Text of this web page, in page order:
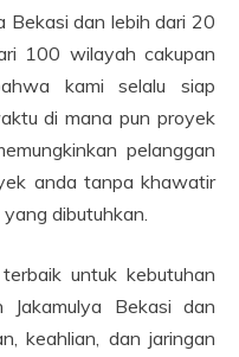
Bekasi dan lebih dari 20
100 wilayah cakupan
kami selalu siap
di mana pun proyek
pelanggan
anda tanpa khawatir
dibutuhkan.
untuk kebutuhan
Bekasi dan
keahlian, dan jaringan